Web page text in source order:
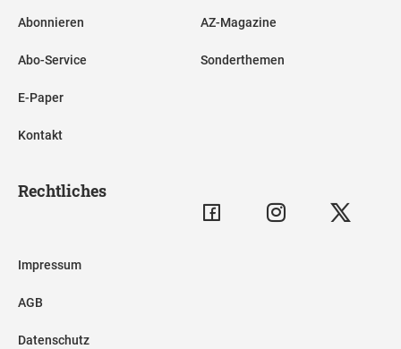
Abonnieren
Abo-Service
E-Paper
Kontakt
AZ-Magazine
Sonderthemen
Rechtliches
Impressum
AGB
Datenschutz